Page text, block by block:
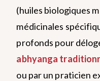
(huiles biologiques
médicinales
profonds pour
abhyanga
ou par un praticien